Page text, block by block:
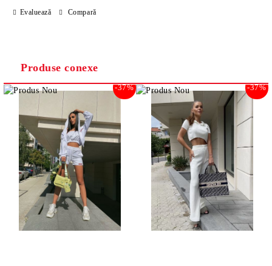
Evaluează Compară
Produse conexe
-37% -37%